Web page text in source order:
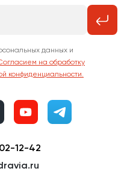
данных и
на обработку
конфиденциальности.
12-42